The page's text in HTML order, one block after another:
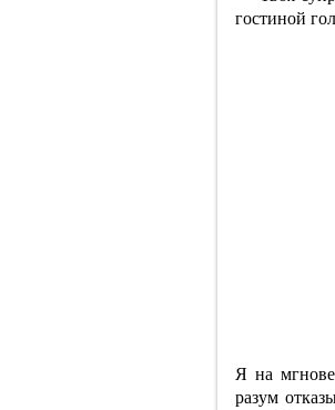
гостиной
Я на
разум